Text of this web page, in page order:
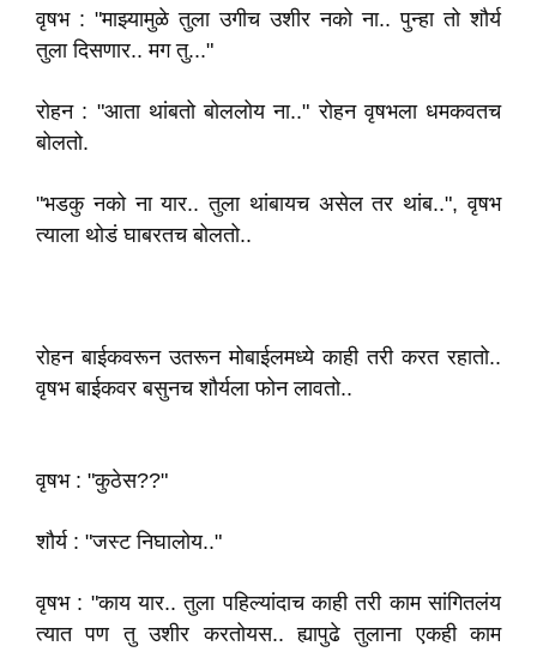
वृषभ : "माझ्यामुळे तुला उगीच उशीर नको ना.. पुन्हा तो शौर्य
तुला दिसणार.. मग तु..."
रोहन : "आता थांबतो बोललोय ना.." रोहन वृषभला धमकवतच
बोलतो.
"भडकु नको ना यार.. तुला थांबायच असेल तर थांब..", वृषभ
त्याला थोडं घाबरतच बोलतो..
रोहन बाईकवरून उतरून मोबाईलमध्ये काही तरी करत रहातो..
वृषभ बाईकवर बसुनच शौर्यला फोन लावतो..
वृषभ : "कुठेस??"
शौर्य : "जस्ट निघालोय.."
वृषभ : "काय यार.. तुला पहिल्यांदाच काही तरी काम सांगितलंय
त्यात पण तु उशीर करतोयस.. ह्यापुढे तुलाना एकही काम